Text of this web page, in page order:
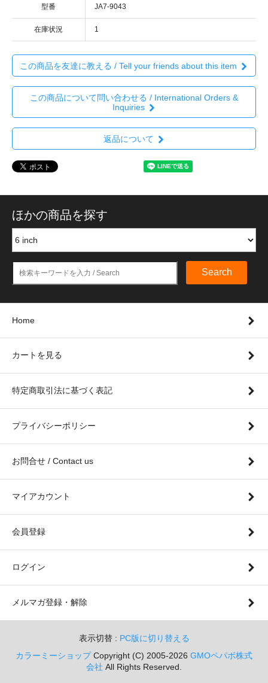
型番 JA7-9043
在庫状況 1
この商品を友達に教える / Tell your friends about this item
この商品について問い合わせる / International Orders &
Inquiries
返品について
ほかの商品を探す
Search
Home
カートを見る
特定商取引法に基づく表記
プライバシーポリシー
お問合せ / Contact us
マイアカウント
会員登録
ログイン
メルマガ登録・解除
表示切替 : PC版に切り替える
カラーミーショップCopyright (C) 2005-2026 GMOペパボ株式
会社 All Rights Reserved.